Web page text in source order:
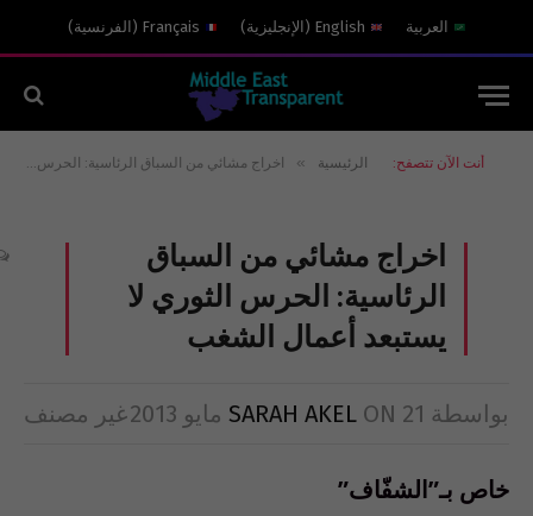
العربية English
( الإنجليزية)
Français
( الفرنسية)
أنت الآن تتصفح: الرئيسية » اخراج مشائي من السباق الرئاسية: الحرس الثوري لا يستبعد أعمال الشغب
اخراج مشائي من السباق
الرئاسية: الحرس الثوري لا
يستبعد أعمال الشغب
بواسطة SARAH AKEL ON 21 مايو 2013 غير مصنف
خاص بـ”الشفّاف”